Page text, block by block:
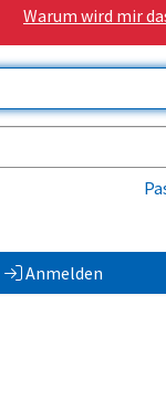
Warum wird mir
Anmelden